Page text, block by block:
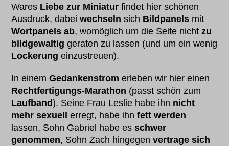
Wares Liebe zur Miniatur findet hier schönen
Ausdruck, dabeiwechseln sich Bildpanels mit
Wortpanels ab, womöglich um die Seite nichtzu
bildgewaltig geraten zu lassen (und um ein wenig
Lockerung einzustreuen).
In einemGedankenstrom erleben wir hier einen
Rechtfertigungs-Marathon (passt schön zum
Laufband). Seine Frau Leslie habe ihn nicht
mehr sexuell
erregt, habe ihnfett werden
lassen, Sohn Gabriel habe esschwer
genommen, Sohn Zach hingegenvertrage sich